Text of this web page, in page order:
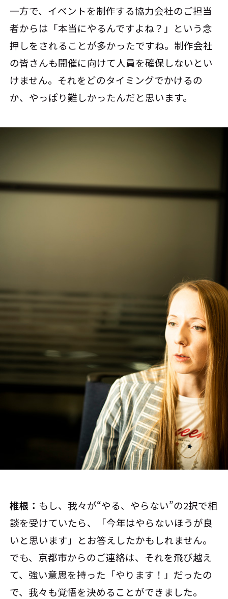
一方で、イベントを制作する協力会社のご担当
者からは「本当にやるんですよね？」という念
押しをされることが多かったですね。制作会社
の皆さんも開催に向けて人員を確保しないとい
けません。それをどのタイミングでかけるの
か、やっぱり難しかったんだと思います。
椎根： もし、我々が“やる、やらない”の2択で相
談を受けていたら、「今年はやらないほうが良
いと思います」とお答えしたかもしれません。
でも、京都市からのご連絡は、それを飛び越え
て、強い意思を持った「やります！」だったの
で、我々も覚悟を決めることができました。